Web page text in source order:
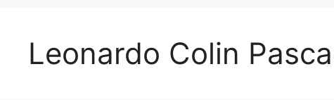
Leonardo Colin